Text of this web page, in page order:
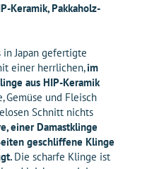
Keramik, Pakkaholz-
Japan gefertigte
einer herrlichen,im
aus HIP-Keramik
Gemüse und Fleisch
Schnitt nichts
einer Damastklinge
geschliffene Klinge
Die scharfe Klinge ist